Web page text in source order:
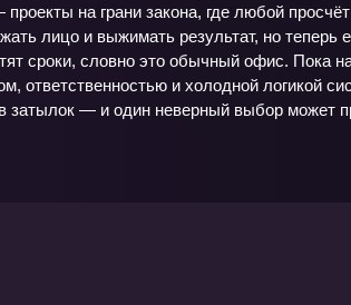
на грани закона, где любой
лицо и выжимать результат, но
сроки, словно это обычный офис. Пока
ответственностью и холодной логикой
— и один неверный выбор может